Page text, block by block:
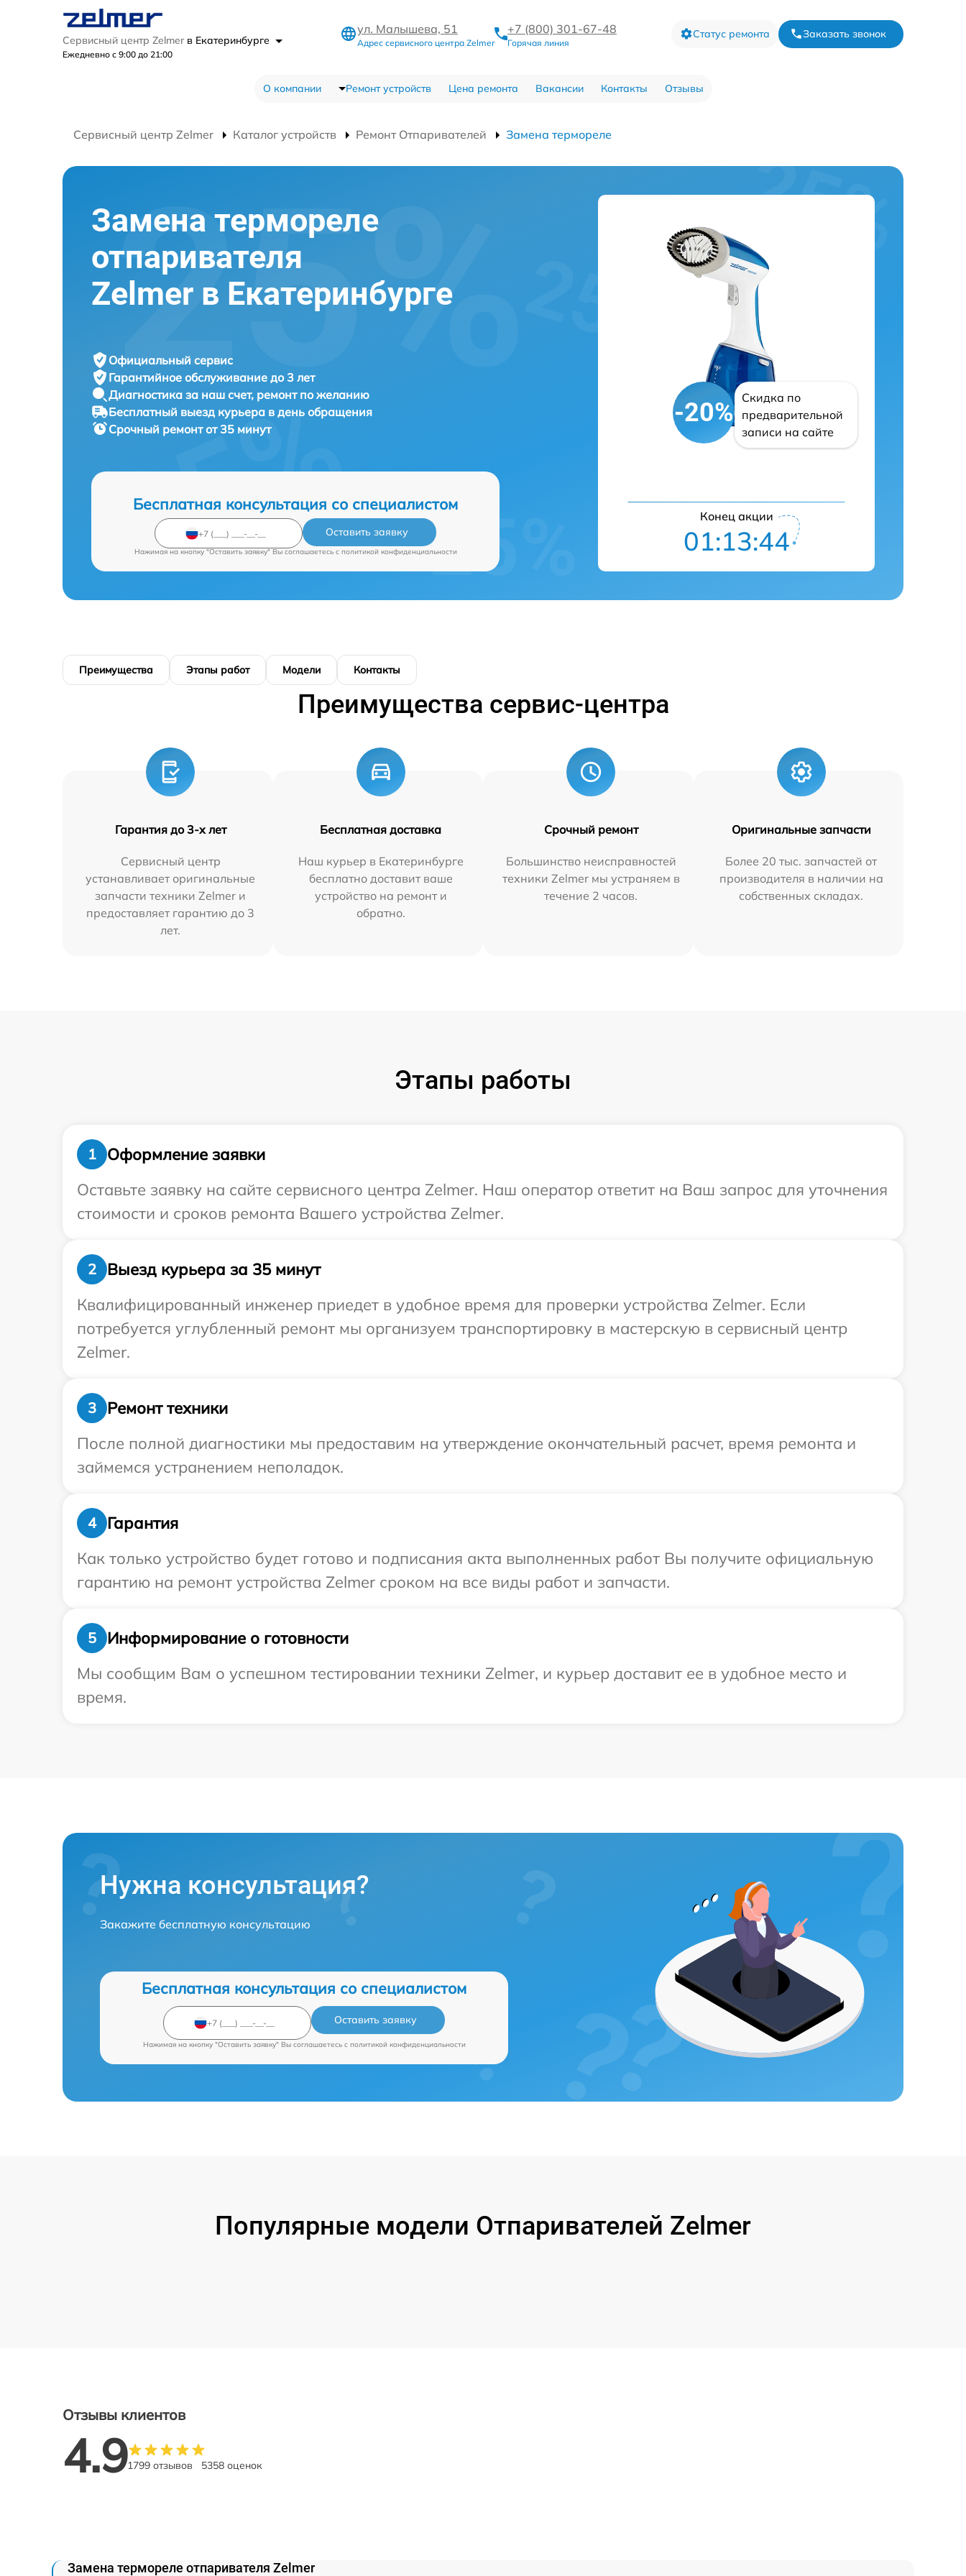
Сервисный центр Zelmer в Екатеринбурге
Ежедневно с 9:00 до 21:00
ул. Малышева, 51
Адрес сервисного центра Zelmer
+7 (800) 301-67-48
Горячая линия
Статус ремонта Заказать звонок
О компании Ремонт устройств Цена ремонта Вакансии Контакты Отзывы
Сервисный центр Zelmer Каталог устройств Ремонт Отпаривателей Замена термореле
Замена термореле
отпаривателя
Zelmer в Екатеринбурге
Официальный сервис
Гарантийное обслуживание до 3 лет
Диагностика за наш счет, ремонт по желанию
Бесплатный выезд курьера в день обращения
Срочный ремонтот 35 минут
Бесплатная консультация со специалистом
Оставить заявку
Нажимая на кнопку "Оставить заявку" Вы соглашаетесь c политикой конфиденциальности
-20%
Скидка по
предварительной
записи на сайте
Конец акции
01:13:43
Преимущества Этапы работ Модели Контакты
Преимущества сервис-центра
Гарантия до 3-х лет
Сервисный центр
устанавливает оригинальные
запчасти техники Zelmer и
предоставляет гарантию до 3
лет.
Бесплатная доставка
Наш курьер в Екатеринбурге
бесплатно доставит ваше
устройство на ремонт и
обратно.
Срочный ремонт
Большинство неисправностей
техники Zelmer мы устраняем в
течение 2 часов.
Оригинальные запчасти
Более 20 тыс. запчастей от
производителя в наличии на
собственных складах.
Этапы работы
1
Оформление заявки
Оставьте заявку на сайте сервисного центра Zelmer. Наш оператор ответит на Ваш запрос для уточнения
стоимости и сроков ремонта Вашего устройства Zelmer.
2
Выезд курьера за 35 минут
Квалифицированный инженер приедет в удобное время для проверки устройства Zelmer. Если
потребуется углубленный ремонт мы организуем транспортировку в мастерскую в сервисный центр
Zelmer.
3
Ремонт техники
После полной диагностики мы предоставим на утверждение окончательный расчет, время ремонта и
займемся устранением неполадок.
4
Гарантия
Как только устройство будет готово и подписания акта выполненных работ Вы получите официальную
гарантию на ремонт устройства Zelmer сроком на все виды работ и запчасти.
5
Информирование о готовности
Мы сообщим Вам о успешном тестировании техники Zelmer, и курьер доставит ее в удобное место и
время.
Нужна консультация?
Закажите бесплатную консультацию
Бесплатная консультация со специалистом
Оставить заявку
Нажимая на кнопку "Оставить заявку" Вы соглашаетесь c политикой конфиденциальности
Популярные модели Отпаривателей Zelmer
Отзывы клиентов
4.91799 отзывов 5358 оценок
Замена термореле отпаривателя Zelmer